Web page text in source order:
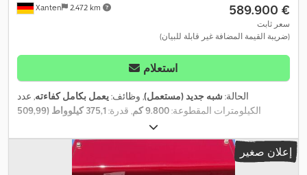
Xanten 2.472 km ‏589.900 €
سعر ثابت
(ضريبة القيمة المضافة غير قابلة للبيان)
استعلام
الحالة: شبه جديد (مستعمل), وظائف:يعمل بكامل كفاءته, عدد
الكيلومترات المقطوعة:9.800 كم , قدرة:
375,1 كيلوواط (509,99
, عدد المقاعد:
تلقائي, لون:رمادي-أسود, التسجيل الأول:10/2024
, الفحص القادم (TÜV):
, الطول الكلي:
العرض الكلي:2.550 مم , الارتفاع الكلي:4.000 مم , تكوين المحور:
إعلان صغير